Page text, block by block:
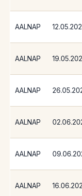
AALNAP
AALNAP
AALNAP
AALNAP
AALNAP
AALNAP